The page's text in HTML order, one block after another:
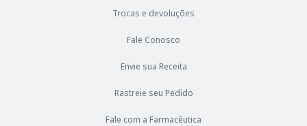
Trocas e devoluções
Fale Conosco
Envie sua Receita
Rastreie seu Pedido
Fale com a Farmacêutica